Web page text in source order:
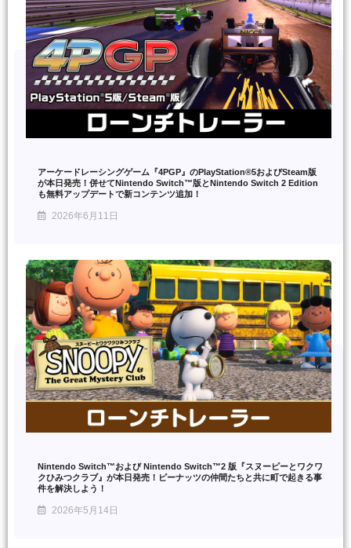
アーケードレーシングゲーム『4PGP』のPlayStation®5およびSteam版
が本日発売！併せてNintendo Switch™版とNintendo Switch 2 Edition
も無料アップデートで新コンテンツ追加！
2026年6月11日
Nintendo Switch™および Nintendo Switch™2 版『スヌーピーとワクワ
クひみつクラブ』が本日発売！ピーナッツの仲間たちと共に町で起きる事
件を解決しよう！
2026年5月14日